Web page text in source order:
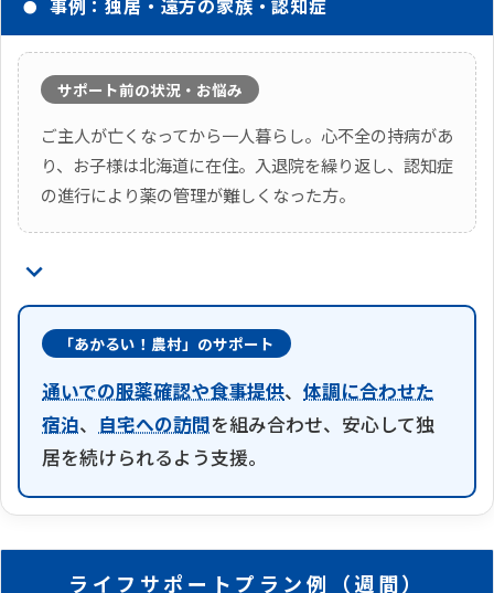
事例：独居・遠方の家族・認知症
サポート前の状況・お悩み
ご主人が亡くなってから一人暮らし。心不全の持病があ
り、お子様は北海道に在住。入退院を繰り返し、認知症
の進行により薬の管理が難しくなった方。
「あかるい！農村」のサポート
通いでの服薬確認や食事提供、 体調に合わせた
宿泊、 自宅への訪問を組み合わせ、安心して独
居を続けられるよう支援。
ライフサポートプラン例（週間）